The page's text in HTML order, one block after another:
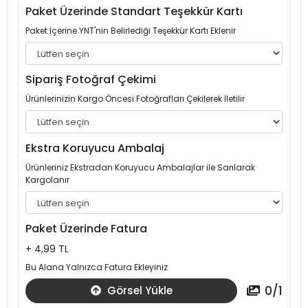
Paket Üzerinde Standart Teşekkür Kartı
Paket İçerine YNT'nin Belirlediği Teşekkür Kartı Eklenir
Sipariş Fotoğraf Çekimi
Ürünlerinizin Kargo Öncesi Fotoğrafları Çekilerek İletilir
Ekstra Koruyucu Ambalaj
Ürünleriniz Ekstradan Koruyucu Ambalajlar ile Sarılarak
Kargolanır
Paket Üzerinde Fatura
+ 4,99 TL
Bu Alana Yalnızca Fatura Ekleyiniz
Görsel Yükle 0/1